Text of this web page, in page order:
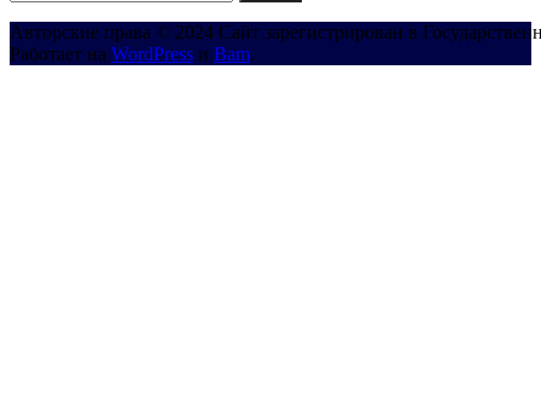
Авторские права © 2024 Сайт зарегистрирован в
Работает на WordPress и Bam.